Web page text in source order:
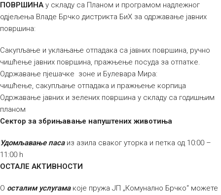
ПОВРШИНАу складу са Планом и програмом надлежног
одјељења Владе Брчко дистрикта БиХ за одржавање јавних
површина:
Сакупљање и уклањање отпадака са јавних површина, ручно
чишћење јавних површина, пражњење посуда за отпатке.
Одржавање пјешачке зоне и Булевара Мира:
чишћење, сакупљање отпадака и пражњење корпица
Одржавање јавних и зелених површина у складу са годишњим
планом
Сектор за збрињавање напуштених животиња
Удомљавање пасаиз азила сваког уторка и петка од 10:00 –
11:00 h
ОСТАЛЕ АКТИВНОСТИ
О осталим услугамакоје пружа ЈП „Комунално Брчко“ можете